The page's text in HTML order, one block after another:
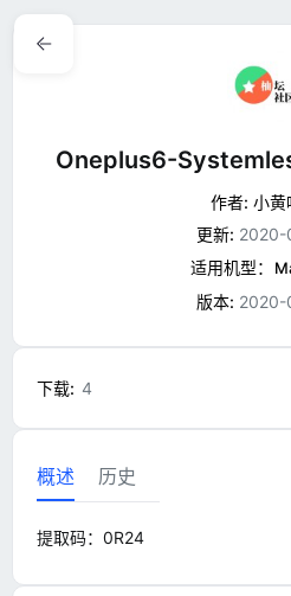
Oneplus6-
作者: 小黄
更新: 2020-
适用机型：
版本: 2020-
下载 4
概述 历史
提取码：0R24